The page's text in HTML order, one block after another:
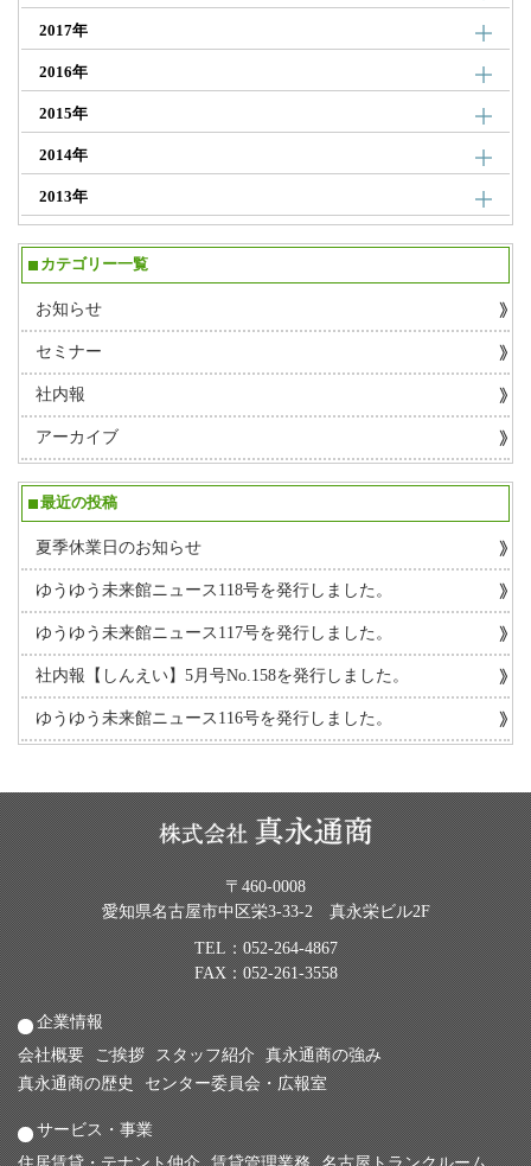
2017年
2016年
2015年
2014年
2013年
カテゴリー一覧
お知らせ
セミナー
社内報
アーカイブ
最近の投稿
夏季休業日のお知らせ
ゆうゆう未来館ニュース118号を発行しました。
ゆうゆう未来館ニュース117号を発行しました。
社内報【しんえい】5月号No.158を発行しました。
ゆうゆう未来館ニュース116号を発行しました。
〒460-0008
愛知県名古屋市中区栄3-33-2 真永栄ビル2F
TEL：052-264-4867
FAX：052-261-3558
企業情報
会社概要 ご挨拶 スタッフ紹介 真永通商の強み
真永通商の歴史 センター委員会・広報室
サービス・事業